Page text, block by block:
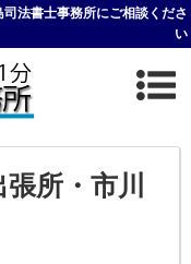
法書士事務所にご相談くださ
い
所・市川